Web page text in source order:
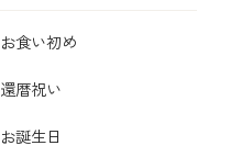
お食い初め
還暦祝い
お誕生日